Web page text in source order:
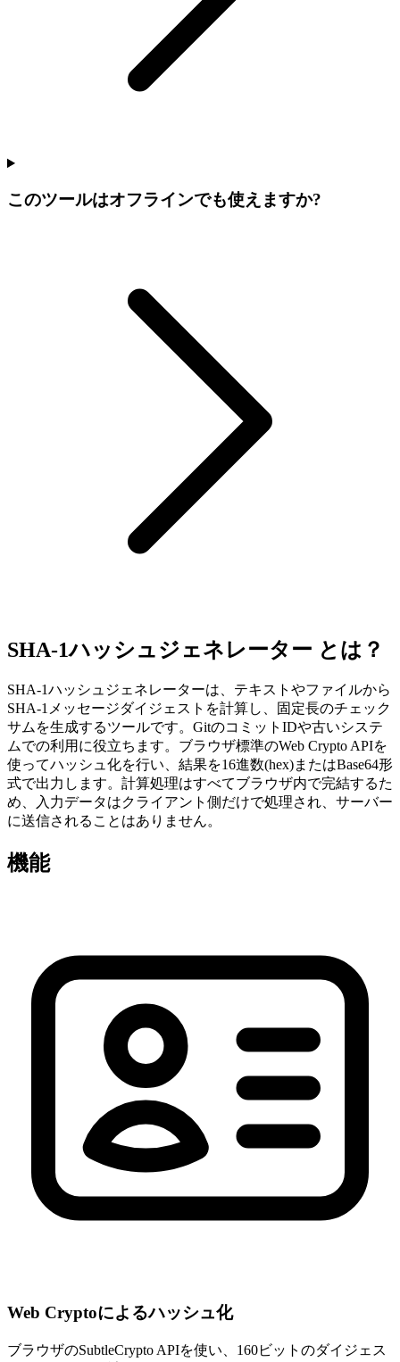
このツールはオフラインでも使えますか?
SHA-1ハッシュジェネレーター とは？
SHA-1ハッシュジェネレーターは、テキストやファイルから
SHA-1メッセージダイジェストを計算し、固定長のチェック
サムを生成するツールです。GitのコミットIDや古いシステ
ムでの利用に役立ちます。ブラウザ標準のWeb Crypto APIを
使ってハッシュ化を行い、結果を16進数(hex)またはBase64形
式で出力します。計算処理はすべてブラウザ内で完結するた
め、入力データはクライアント側だけで処理され、サーバー
に送信されることはありません。
機能
Web Cryptoによるハッシュ化
ブラウザのSubtleCrypto APIを使い、160ビットのダイジェス